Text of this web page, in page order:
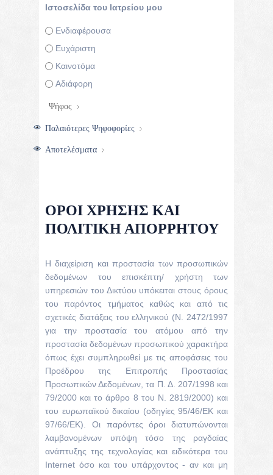
Ιστοσελίδα του Ιατρείου μου
Επιλογές
Ενδιαφέρουσα
Ευχάριστη
Καινοτόμα
Αδιάφορη
Παλαιότερες Ψηφοφορίες
Αποτελέσματα
ΌΡΟΙ ΧΡΉΣΗΣ ΚΑΙ
ΠΟΛΙΤΙΚΉ ΑΠΟΡΡΉΤΟΥ
Η διαχείριση και προστασία των προσωπικών
δεδομένων του επισκέπτη/ χρήστη των
υπηρεσιών του Δικτύου υπόκειται στους όρους
του παρόντος τμήματος καθώς και από τις
σχετικές διατάξεις του ελληνικού (Ν. 2472/1997
για την προστασία του ατόμου από την
προστασία δεδομένων προσωπικού χαρακτήρα
όπως έχει συμπληρωθεί με τις αποφάσεις του
Προέδρου της Επιτροπής Προστασίας
Προσωπικών Δεδομένων, τα Π. Δ. 207/1998 και
79/2000 και το άρθρο 8 του Ν. 2819/2000) και
του ευρωπαϊκού δικαίου (οδηγίες 95/46/ΕΚ και
97/66/ΕΚ). Οι παρόντες όροι διατυπώνονται
λαμβανομένων υπόψη τόσο της ραγδαίας
ανάπτυξης της τεχνολογίας και ειδικότερα του
Internet όσο και του υπάρχοντος - αν και μη